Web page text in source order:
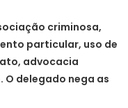
criminosa,
particular, uso de
advocacia
delegado nega as